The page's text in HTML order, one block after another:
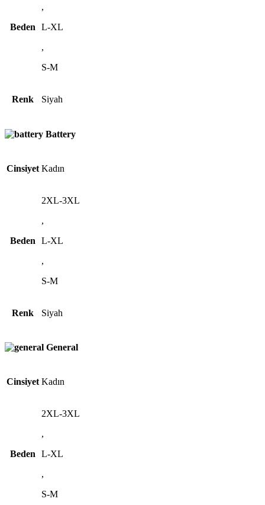
Beden
,
L-XL
,
S-M
Renk Siyah
Battery
Cinsiyet Kadın
Beden
2XL-3XL
,
L-XL
,
S-M
Renk Siyah
General
Cinsiyet Kadın
Beden
2XL-3XL
,
L-XL
,
S-M